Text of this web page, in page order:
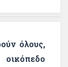
όλους,